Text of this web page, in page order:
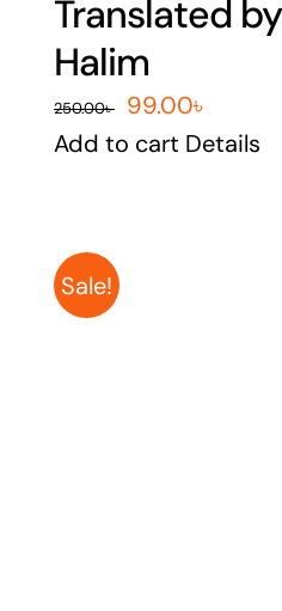
Translated
Halim
250.00৳
Original
price
99.00৳
price
Add to cart Details
Sale!